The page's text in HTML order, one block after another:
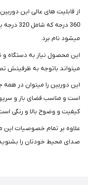
از قابلیت های عالی این
میشود نام برد.
این محصول نیاز به دستگاه و
میتواند باتوجه به ظرفیتش تصاویر را برای
این دوربین را میتوان در
است و مناسب فضای باز و
کیفیت و وضوح بالا و رنگی
علاوه بر تمام خصوصیات این
صدای محیط خودتان را بشنوید